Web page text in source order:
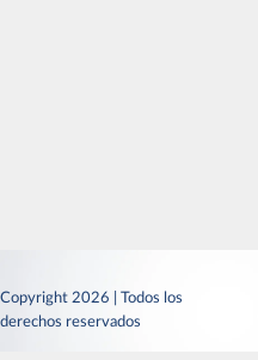
Copyright 2026 | Todos los
derechos reservados